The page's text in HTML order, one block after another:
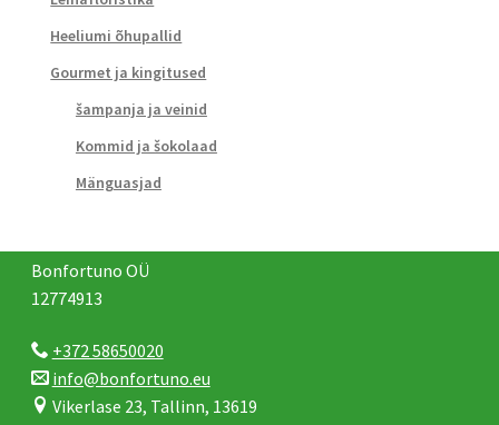
Heeliumi õhupallid
Gourmet ja kingitused
šampanja ja veinid
Kommid ja šokolaad
Mänguasjad
Bonfortuno OÜ
12774913
+372 58650020
info@bonfortuno.eu
Vikerlase 23, Tallinn, 13619